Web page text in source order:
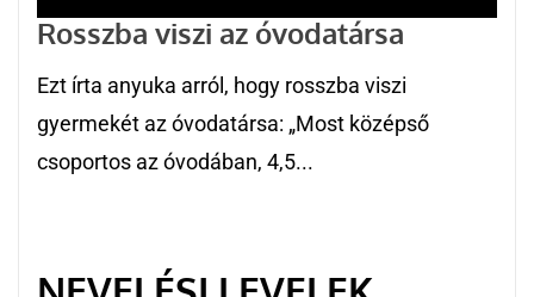
Rosszba viszi az óvodatársa
Ezt írta anyuka arról, hogy rosszba viszi
gyermekét az óvodatársa: „Most középső
csoportos az óvodában, 4,5...